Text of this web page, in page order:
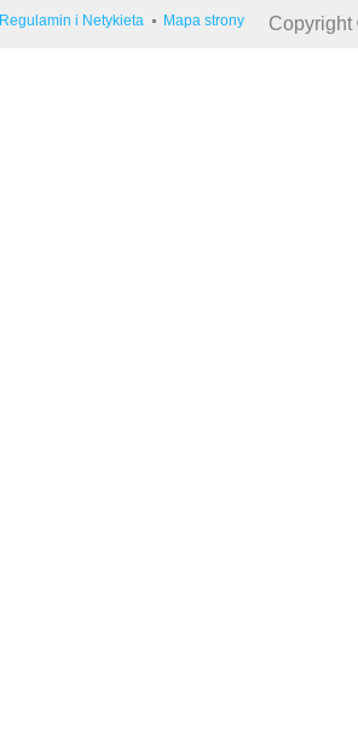
Regulamin i Netykieta Mapa strony